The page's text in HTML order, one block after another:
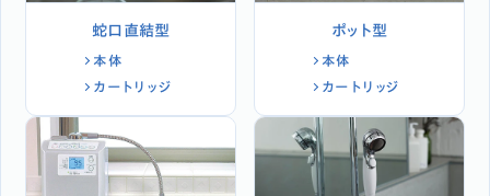
蛇口直結型
本体
カートリッジ
ポット型
本体
カートリッジ